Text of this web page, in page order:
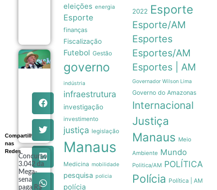
Compartilhe
nas
Redes
afasta-
se das
quadras
08/08
pretende
apresentar
dados de
preservação
Amazônia
ao governo
Trump
08/08
Concurso
3.042 da
Mega-
sena
paga R$
eleições energia
Esporte
finanças
Fiscalização
Futebol Gestão
governo
indústria
infraestrutura
investigação
investimento
justiça legislação
Manaus
Medicina mobilidade
pesquisa policia
polícia
2022 Esporte
Esporte/AM
Esportes
Esportes/AM
Esportes | AM
Governador Wilson Lima
Governo do Amazonas
Internacional
Justiça
Manaus Meio
Ambiente Mundo
Politica/AM POLÍTICA
Polícia Política | AM